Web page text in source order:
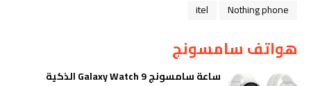
Nothing phone
itel
هواتف سامسونج
ساعة سامسونج Galaxy Watch 9 الذكية